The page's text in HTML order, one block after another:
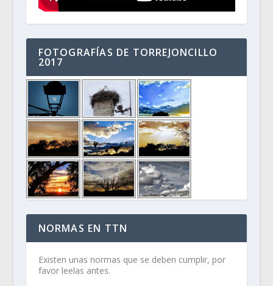
FOTOGRAFÍAS DE TORREJONCILLO
2017
NORMAS EN TTN
Existen unas normas que se deben cumplir, por
favor leelas antes.